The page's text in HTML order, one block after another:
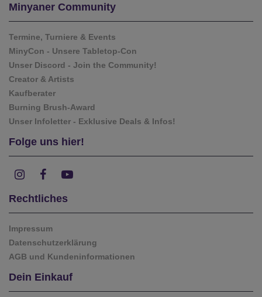
Minyaner Community
Termine, Turniere & Events
MinyCon - Unsere Tabletop-Con
Unser Discord - Join the Community!
Creator & Artists
Kaufberater
Burning Brush-Award
Unser Infoletter - Exklusive Deals & Infos!
Folge uns hier!
Rechtliches
Impressum
Datenschutzerklärung
AGB und Kundeninformationen
Dein Einkauf